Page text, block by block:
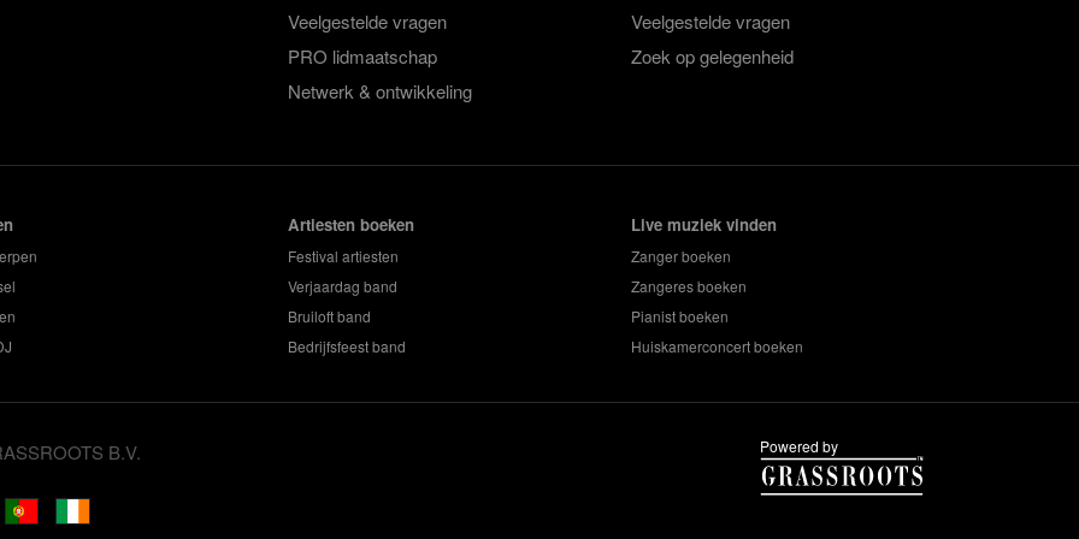
Veelgestelde vragen
PRO lidmaatschap
Netwerk & ontwikkeling
Veelgestelde vragen
Zoek op gelegenheid
Artiesten boeken
Festival artiesten
Verjaardag band
Bruiloft band
Bedrijfsfeest band
Live muziek vinden
Zanger boeken
Zangeres boeken
Pianist boeken
Huiskamerconcert boeken
B.V.